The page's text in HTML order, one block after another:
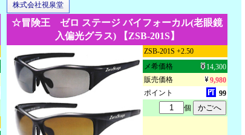
株式会社視泉堂
☆冒険王 ゼロ ステージ バイフォーカル(老眼鏡
入偏光グラス) 【ZSB-201S】
ZSB-201S +2.50
メ希価格
14,300
販売価格
9,980
ポイント
99
個